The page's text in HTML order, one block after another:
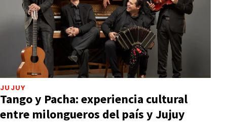
JUJUY
Tango y Pacha: experiencia cultural
entre milongueros del país y Jujuy